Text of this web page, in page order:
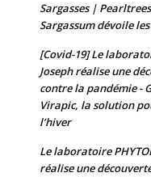
Sargasses | Pearltrees
Sargassum dévoile
[Covid-19] Le
Joseph réalise une
contre la pandémie -
Virapic, la solution
l’hiver
Le laboratoire
réalise une